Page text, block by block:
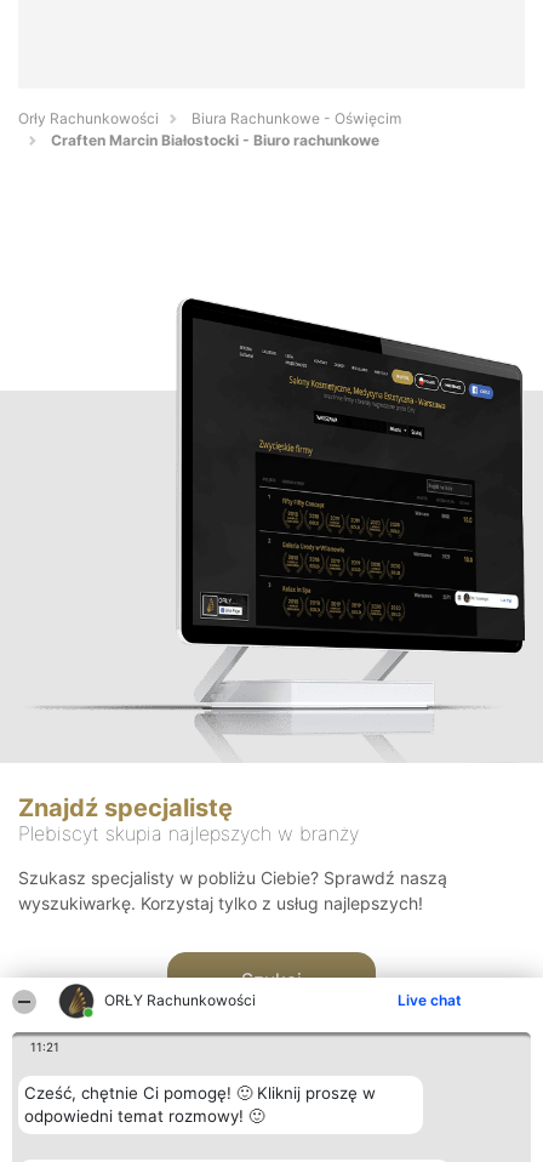
ORŁY Rachunkowości Live chat
11:21
Cześć, chętnie Ci pomogę! 🙂 Kliknij proszę w
odpowiedni temat rozmowy! 🙂
Orły Rachunkowości
Biura Rachunkowe - Oświęcim
Craften Marcin Białostocki - Biuro rachunkowe
Znajdź specjalistę
Plebiscyt skupia najlepszych w branży
Szukasz specjalisty w pobliżu Ciebie? Sprawdź naszą
wyszukiwarkę. Korzystaj tylko z usług najlepszych!
Szukaj
Organizator plebiscytu Plebiscyt Kontakt